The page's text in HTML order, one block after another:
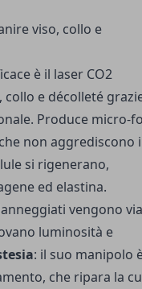
viso, collo e
è il laser CO2
e décolleté
Produce micro-
non aggrediscono i
si rigenerano,
ed elastina.
vengono via
luminosità e
: il suo manipolo
che ripara la